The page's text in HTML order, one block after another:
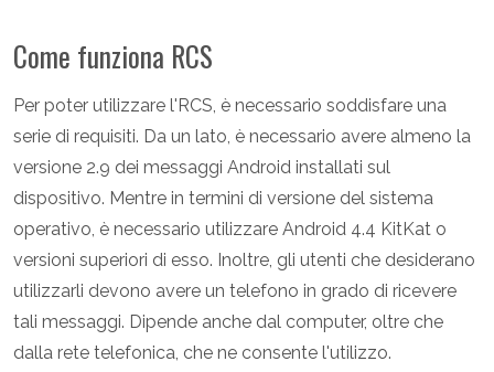
Come funziona RCS
Per poter utilizzare l'RCS, è necessario soddisfare una
serie di requisiti. Da un lato, è necessario avere almeno la
versione 2.9 dei messaggi Android installati sul
dispositivo. Mentre in termini di versione del sistema
operativo, è necessario utilizzare Android 4.4 KitKat o
versioni superiori di esso. Inoltre, gli utenti che desiderano
utilizzarli devono avere un telefono in grado di ricevere
tali messaggi. Dipende anche dal computer, oltre che
dalla rete telefonica, che ne consente l'utilizzo.